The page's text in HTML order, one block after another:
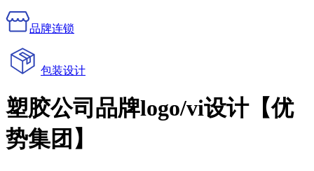
品牌连锁
包装设计
塑胶公司品牌logo/vi设计【优
势集团】